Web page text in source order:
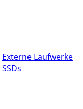
Externe Laufwerke
SSDs